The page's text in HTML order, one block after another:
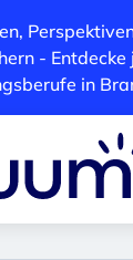
- Entdecke
in